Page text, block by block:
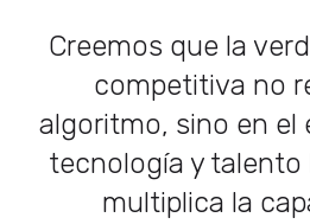
Creemos que la
competitiva no
algoritmo, sino en el
tecnología y talento
multiplica la